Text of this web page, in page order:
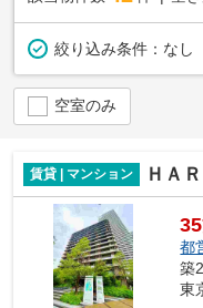
絞り込み条件： なし
空室のみ
賃貸 | マンション ＨＡＲＵ
35
都
築
東